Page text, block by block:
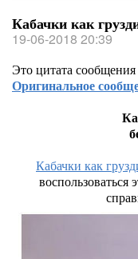
Кабачки как
19-06-2018 20:39
Это цитата сообщения
Оригинальное
Кабачки как
воспользоваться